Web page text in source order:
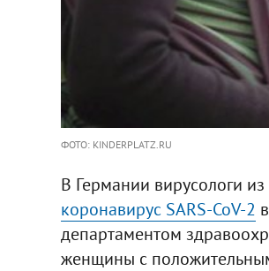
ФОТО: KINDERPLATZ.RU
В Германии вирусологи
коронавирус SARS-CoV-2
департаментом
женщины с